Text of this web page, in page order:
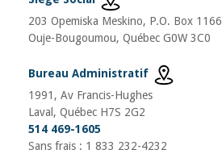
203 Opemiska Meskino, P.O. Box 1166
Ouje-Bougoumou, Québec G0W 3C0
Bureau Administratif
1991, Av Francis-Hughes
Laval, Québec H7S 2G2
514 469-1605
Sans frais : 1 833 232-4232